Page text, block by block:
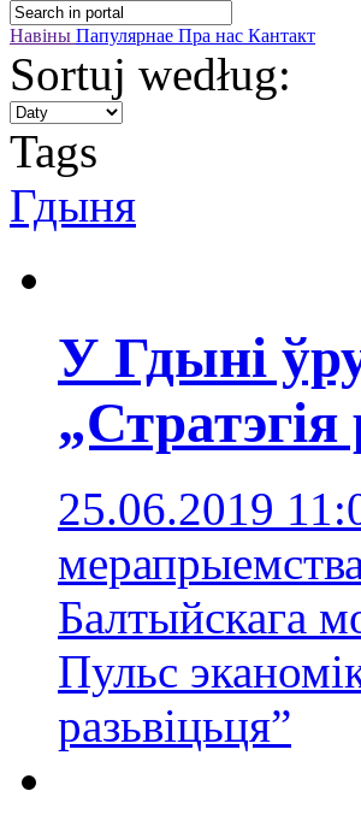
Навіны Папулярнае Пра нас Кантакт
Sortuj według:
Tags
Гдыня
У Гдыні
„Стратэгія
25.06.2019
Балтыйскага
Пульс
разьвіцьця”